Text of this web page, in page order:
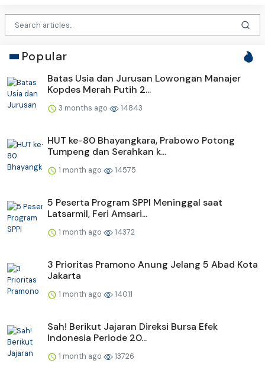
Popular
Batas Usia dan Jurusan Lowongan Manajer
Kopdes Merah Putih 2...
3 months ago 14843
HUT ke-80 Bhayangkara, Prabowo Potong
Tumpeng dan Serahkan k...
1 month ago 14575
5 Peserta Program SPPI Meninggal saat
Latsarmil, Feri Amsari...
1 month ago 14372
3 Prioritas Pramono Anung Jelang 5 Abad Kota
Jakarta
1 month ago 14011
Sah! Berikut Jajaran Direksi Bursa Efek
Indonesia Periode 20...
1 month ago 13726